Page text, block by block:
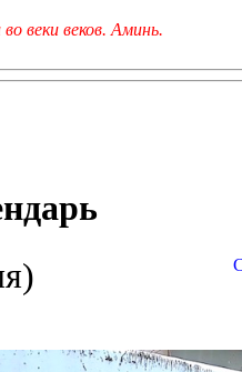
веки веков. Аминь.